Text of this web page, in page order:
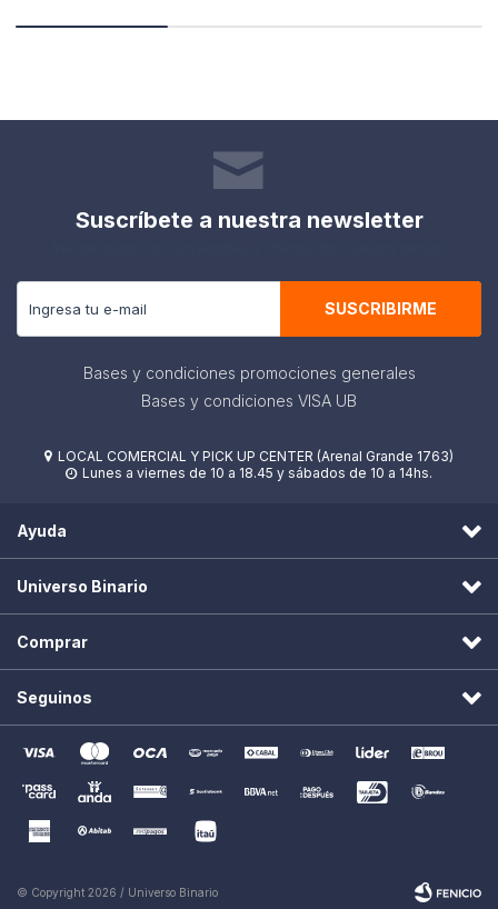
Suscríbete a nuestra newsletter
SUSCRIBIRME
Bases y condiciones promociones generales
Bases y condiciones VISA UB
 LOCAL COMERCIAL Y PICK UP CENTER (Arenal Grande 1763)
 Lunes a viernes de 10 a 18.45 y sábados de 10 a 14hs.
Ayuda
Universo Binario
Comprar
Seguinos
© Copyright 2026 / Universo Binario